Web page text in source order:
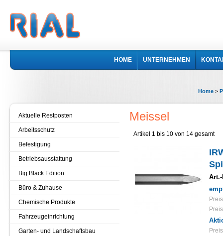
HOME UNTERNEHMEN
Home >
Meissel
Artikel 1 bis 10 von 14 gesamt
Art.-
Aktuelle Restposten
Arbeitsschutz
Befestigung
Betriebsausstattung
Big Black Edition
Büro & Zuhause
Chemische Produkte
Fahrzeugeinrichtung
Garten- und Landschaftsbau